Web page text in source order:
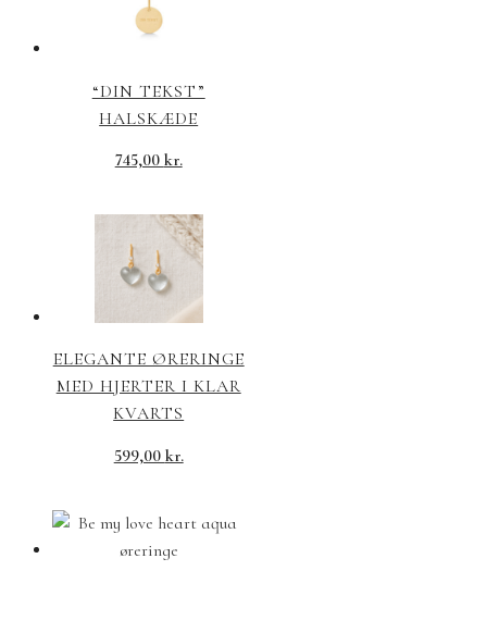
“DIN TEKST”
HALSKÆDE
745,00 kr.
ELEGANTE ØRERINGE
MED HJERTER I KLAR
KVARTS
599,00 kr.